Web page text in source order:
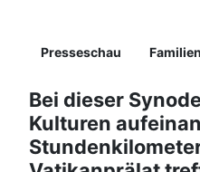
Presseschau
Bei dieser
Kulturen